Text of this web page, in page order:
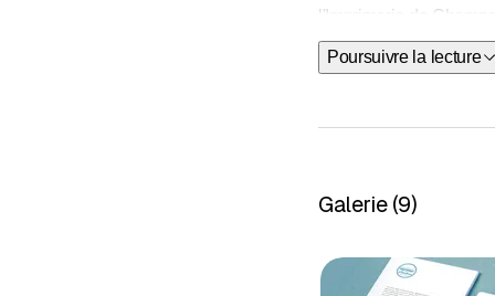
l'Imprimerie de
Depuis 1947, notre
Pré-presse
ou chartes graphique,
Offset ou numérique,
Poursuivre la lecture
Galerie (9)